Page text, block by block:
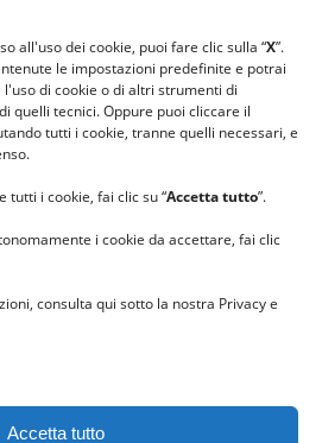
all'uso dei cookie, puoi fare clic sulla “X”.
le impostazioni predefinite e potrai
di cookie o di altri strumenti di
quelli tecnici. Oppure puoi cliccare il
tutti i cookie, tranne quelli necessari, e
tutti i cookie, fai clic su “Accetta tutto”.
i cookie da accettare, fai clic
consulta qui sotto la nostra Privacy e
Accetta tutto